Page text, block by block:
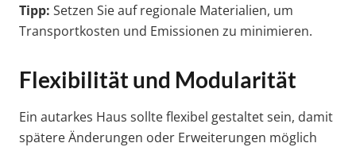
Tipp: Setzen Sie auf regionale Materialien, um
Transportkosten und Emissionen zu minimieren.
Flexibilität und Modularität
Ein autarkes Haus sollte flexibel gestaltet sein, damit
spätere Änderungen oder Erweiterungen möglich